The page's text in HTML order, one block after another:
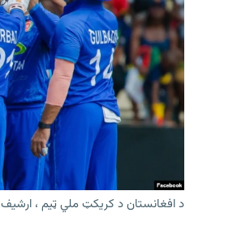
د افغانستان د کریکټ ملي ټیم ، ارشیف